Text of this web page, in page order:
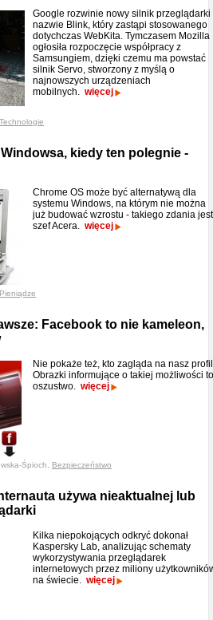
Google rozwinie nowy silnik przeglądarki
nazwie Blink, który zastąpi stosowanego
dotychczas WebKita. Tymczasem Mozilla
ogłosiła rozpoczęcie współpracy z
Samsungiem, dzięki czemu ma powstać
silnik Servo, stworzony z myślą o
najnowszych urządzeniach
mobilnych. więcej
Technologie
kiedy ten polegnie -
Chrome OS może być alternatywą dla
systemu Windows, na którym nie można
już budować wzrostu - takiego zdania jest
szef Acera. więcej
Pieniądze
Facebook to nie kameleon,
Nie pokaże też, kto zagląda na nasz
Obrazki informujące o takiej możliwości to
oszustwo. więcej
Śpioch, Bezpieczeństwo
używa nieaktualnej lub
Kilka niepokojących odkryć dokonał
Kaspersky Lab, analizując schematy
wykorzystywania przeglądarek
internetowych przez miliony
na świecie. więcej